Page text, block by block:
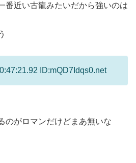
番近い古龍みたいだから強いのは
ID:mQD7Idqs0.net
のがロマンだけどまあ無いな